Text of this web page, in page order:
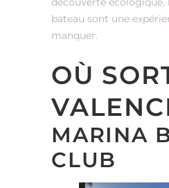
bateau sont une
manquer.
OÙ
MARINA
CLUB